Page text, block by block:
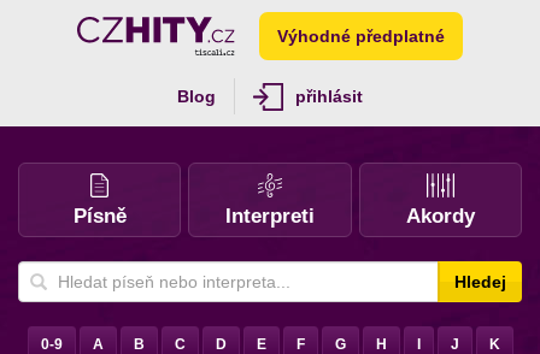
Výhodné předplatné
Blog přihlásit
Písně Interpreti Akordy
Hledej
0-9 A B C D E F G H J K